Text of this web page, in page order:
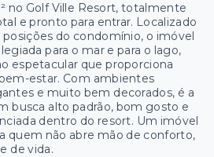
no Golf Ville Resort, totalmente
e pronto para entrar. Localizado
do condomínio, o imóvel
para o mar e para o lago,
espetacular que proporciona
estar. Com ambientes
e muito bem decorados, é a
busca alto padrão, bom gosto e
dentro do resort. Um imóvel
quem não abre mão de conforto,
de vida.